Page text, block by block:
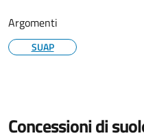
Argomenti
SUAP
Concessioni di